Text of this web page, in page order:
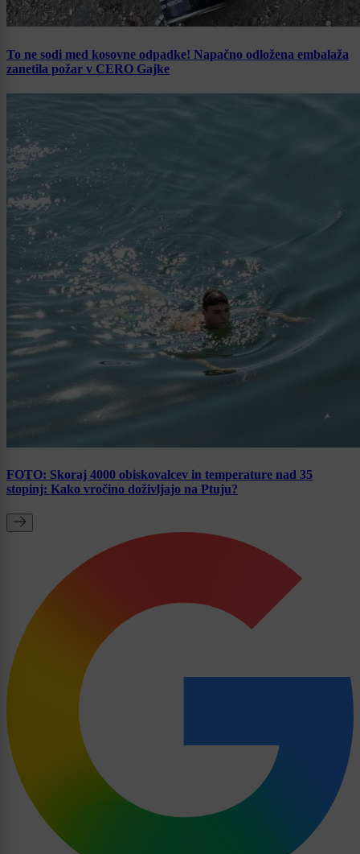
To ne sodi med kosovne odpadke! Napačno odložena embalaža
zanetila požar v CERO Gajke
FOTO: Skoraj 4000 obiskovalcev in temperature nad 35
stopinj: Kako vročino doživljajo na Ptuju?